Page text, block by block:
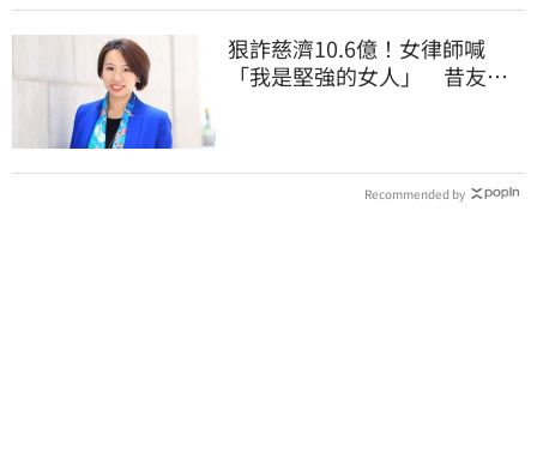
狠詐慈濟10.6億！女律師喊
「我是堅強的女人」 昔友人
Recommended by